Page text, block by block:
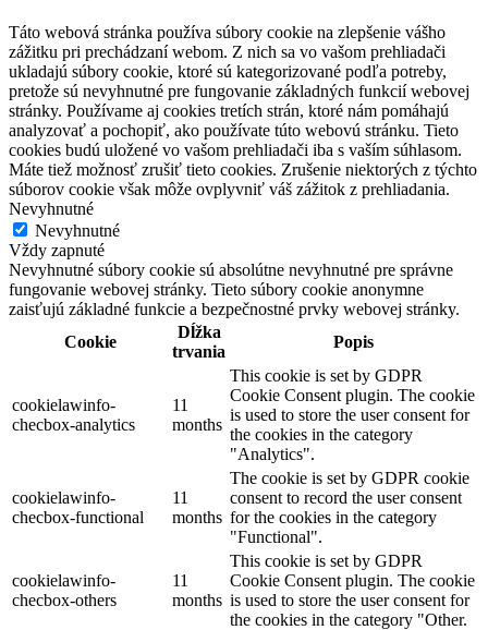
Táto webová stránka používa súbory cookie na zlepšenie vášho
zážitku pri prechádzaní webom. Z nich sa vo vašom prehliadači
ukladajú súbory cookie, ktoré sú kategorizované podľa potreby,
pretože sú nevyhnutné pre fungovanie základných funkcií webovej
stránky. Používame aj cookies tretích strán, ktoré nám pomáhajú
analyzovať a pochopiť, ako používate túto webovú stránku. Tieto
cookies budú uložené vo vašom prehliadači iba s vaším súhlasom.
Máte tiež možnosť zrušiť tieto cookies. Zrušenie niektorých z týchto
súborov cookie však môže ovplyvniť váš zážitok z prehliadania.
Nevyhnutné
Nevyhnutné
Vždy zapnuté
Nevyhnutné súbory cookie sú absolútne nevyhnutné pre správne
fungovanie webovej stránky. Tieto súbory cookie anonymne
zaisťujú základné funkcie a bezpečnostné prvky webovej stránky.
Cookie
Dĺžka
trvania
Popis
cookielawinfo-
checbox-analytics
11
months
This cookie is set by GDPR
Cookie Consent plugin. The cookie
is used to store the user consent for
the cookies in the category
"Analytics".
cookielawinfo-
checbox-functional
11
months
The cookie is set by GDPR cookie
consent to record the user consent
for the cookies in the category
"Functional".
cookielawinfo-
checbox-others
11
months
This cookie is set by GDPR
Cookie Consent plugin. The cookie
is used to store the user consent for
the cookies in the category "Other.